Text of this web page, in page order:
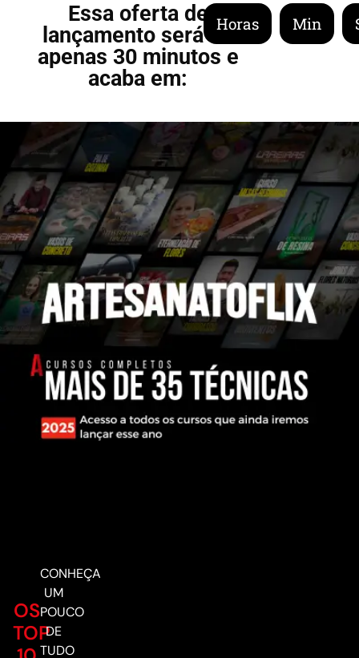
Essa oferta de
lançamento será de
apenas 30 minutos e
acaba em:
Horas Min
OS
TOP
CONHEÇA
UM
POUCO
DE
TUDO